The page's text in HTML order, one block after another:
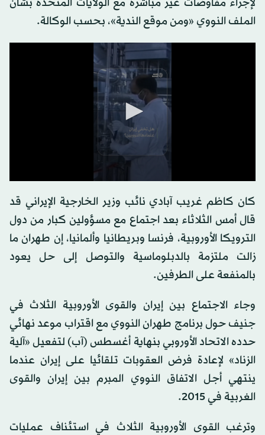
الملف النووي «ومن موقع الندية»، بحسب الوكالة.
seconds
of
seconds
كان كاظم غريب آبادي نائب وزير الخارجية الإيراني قد
قال أمس الثلاثاء بعد اجتماع مع مسؤولين كبار من دول
الترويكا الأوروبية، فرنسا وبريطانيا وألمانيا، إن طهران ما
زالت ملتزمة بالدبلوماسية والتوصل إلى حل يعود
بالمنفعة على الطرفين.
وجاء الاجتماع بين إيران والقوى الأوروبية الثلاث في
جنيف حول برنامج طهران النووي مع اقتراب موعد نهائي
حدده الاتحاد الأوروبي بنهاية أغسطس (آب) لتفعيل «آلية
الزناد» لإعادة فرض العقوبات تلقائيا على إيران عندما
ينتهي أجل الاتفاق النووي المبرم بين إيران والقوى
الغربية في 2015.
وترغب القوى الأوروبية الثلاث في استئناف عمليات